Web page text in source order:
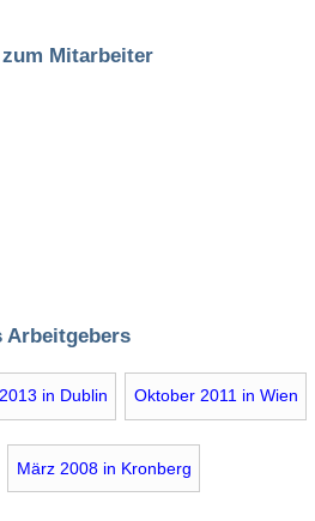
Mitarbeiter
Arbeitgebers
in Dublin Oktober 2011 in Wien
März 2008 in Kronberg